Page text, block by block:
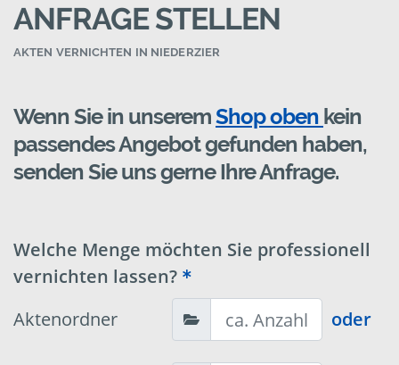
ANFRAGE STELLEN
AKTEN VERNICHTEN IN NIEDERZIER
Wenn Sie in unseremShop oben kein
passendes Angebot gefunden haben,
senden Sie uns gerne Ihre Anfrage.
Welche Menge möchten Sie professionell
vernichten lassen?
Aktenordner
oder